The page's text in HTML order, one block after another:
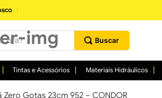
Tintas e Acessórios Materiais Hidráulicos
Zero Gotas 23cm 952 – CONDOR